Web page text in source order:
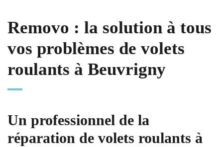
Removo : la solution à tous
vos problèmes de volets
roulants à Beuvrigny
Un professionnel de la
réparation de volets roulants à